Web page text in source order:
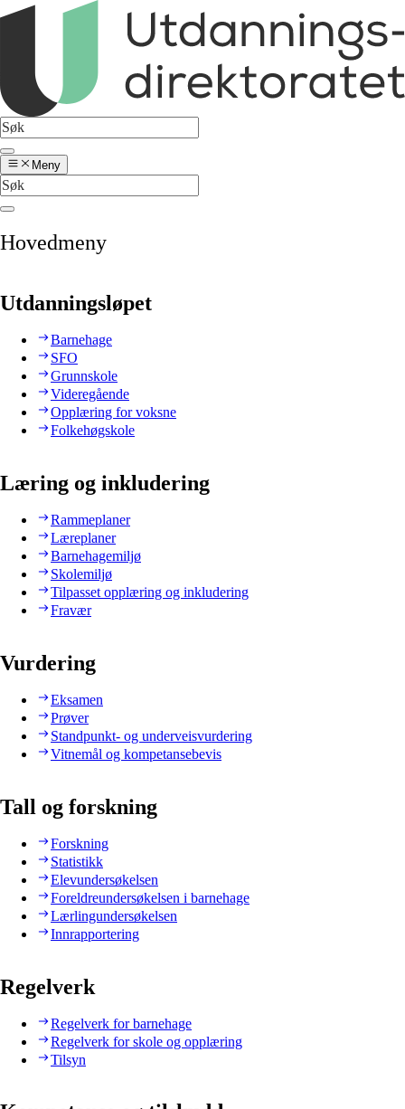
Meny
Hovedmeny
Utdanningsløpet
Barnehage
SFO
Grunnskole
Videregående
Opplæring for voksne
Folkehøgskole
Læring og inkludering
Rammeplaner
Læreplaner
Barnehagemiljø
Skolemiljø
Tilpasset opplæring og inkludering
Fravær
Vurdering
Eksamen
Prøver
Standpunkt- og underveisvurdering
Vitnemål og kompetansebevis
Tall og forskning
Forskning
Statistikk
Elevundersøkelsen
Foreldreundersøkelsen i barnehage
Lærlingundersøkelsen
Innrapportering
Regelverk
Regelverk for barnehage
Regelverk for skole og opplæring
Tilsyn